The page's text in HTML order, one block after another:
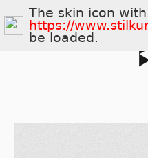
The skin icon with
https://
be loaded.